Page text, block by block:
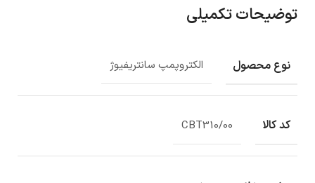
توضیحات تکمیلی
نوع محصول الکتروپمپ سانتریفیوژ
کد کالا CBT310/00